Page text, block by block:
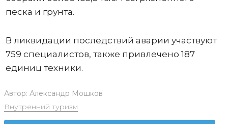
песка и грунта.
В ликвидации последствий аварии участвуют
759 специалистов, также привлечено 187
единиц техники.
Автор: Александр Мошков
Внутренний туризм